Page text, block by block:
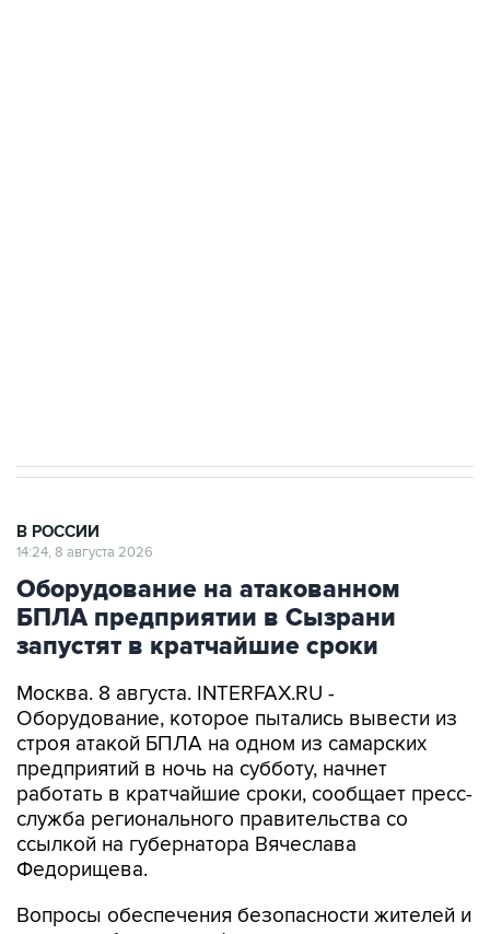
В РОССИИ
14:24, 8 августа 2026
Оборудование на атакованном
БПЛА предприятии в Сызрани
запустят в кратчайшие сроки
Москва. 8 августа. INTERFAX.RU -
Оборудование, которое пытались вывести из
строя атакой БПЛА на одном из самарских
предприятий в ночь на субботу, начнет
работать в кратчайшие сроки, сообщает пресс-
служба регионального правительства со
ссылкой на губернатора Вячеслава
Федорищева.
Вопросы обеспечения безопасности жителей и